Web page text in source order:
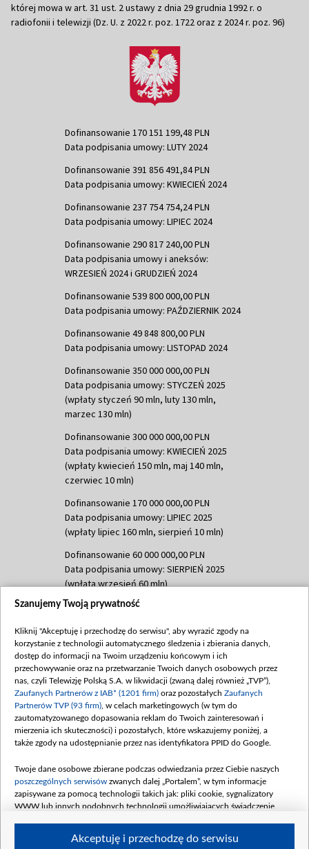
której mowa w art. 31 ust. 2 ustawy z dnia 29 grudnia 1992 r. o
radiofonii i telewizji (Dz. U. z 2022 r. poz. 1722 oraz z 2024 r. poz. 96)
Dofinansowanie 170 151 199,48 PLN
Data podpisania umowy: LUTY 2024
Dofinansowanie 391 856 491,84 PLN
Data podpisania umowy: KWIECIEŃ 2024
Dofinansowanie 237 754 754,24 PLN
Data podpisania umowy: LIPIEC 2024
Dofinansowanie 290 817 240,00 PLN
Data podpisania umowy i aneksów:
WRZESIEŃ 2024 i GRUDZIEŃ 2024
Dofinansowanie 539 800 000,00 PLN
Data podpisania umowy: PAŹDZIERNIK 2024
Dofinansowanie 49 848 800,00 PLN
Data podpisania umowy: LISTOPAD 2024
Dofinansowanie 350 000 000,00 PLN
Data podpisania umowy: STYCZEŃ 2025
(wpłaty styczeń 90 mln, luty 130 mln,
marzec 130 mln)
Dofinansowanie 300 000 000,00 PLN
Data podpisania umowy: KWIECIEŃ 2025
(wpłaty kwiecień 150 mln, maj 140 mln,
czerwiec 10 mln)
Dofinansowanie 170 000 000,00 PLN
Data podpisania umowy: LIPIEC 2025
(wpłaty lipiec 160 mln, sierpień 10 mln)
Dofinansowanie 60 000 000,00 PLN
Data podpisania umowy: SIERPIEŃ 2025
(wpłata wrzesień 60 mln)
Dofinansowanie 635 783 051,21 PLN
(wpłata wrzesień 100 mln, październik 350
mln, listopad 265 mln)
Dofinansowanie 48 862 000,00 PLN
Data podpisania umowy: GRUDZIEŃ 2025
(wpłata grudzień 60,548 mln)
Dofinansowanie 900 000 000,00 PLN
Data podpisania umowy: LUTY 2026 (wpłata
kwiecień 180 mln, 7 maja 180 mln, 8
czerwca 90 mln)
Dofinansowanie 250 000 000,00 PLN
4 sierpnia 250 mln
Szanujemy Twoją prywatność
Kliknij "Akceptuję i przechodzę do serwisu", aby wyrazić zgody na
korzystanie z technologii automatycznego śledzenia i zbierania danych,
dostęp do informacji na Twoim urządzeniu końcowym i ich
przechowywanie oraz na przetwarzanie Twoich danych osobowych przez
nas, czyli Telewizję Polską S.A. w likwidacji (zwaną dalej również „TVP”),
Zaufanych Partnerów z IAB* (1201 firm) oraz pozostałych Zaufanych
Partnerów TVP (93 firm) , w celach marketingowych (w tym do
zautomatyzowanego dopasowania reklam do Twoich zainteresowań i
mierzenia ich skuteczności) i pozostałych, które wskazujemy poniżej, a
także zgody na udostępnianie przez nas identyfikatora PPID do Google.
Twoje dane osobowe zbierane podczas odwiedzania przez Ciebie naszych
poszczególnych serwisów zwanych dalej „Portalem”, w tym informacje
zapisywane za pomocą technologii takich jak: pliki cookie, sygnalizatory
WWW lub innych podobnych technologii umożliwiających świadczenie
Akceptuję i przechodzę do serwisu